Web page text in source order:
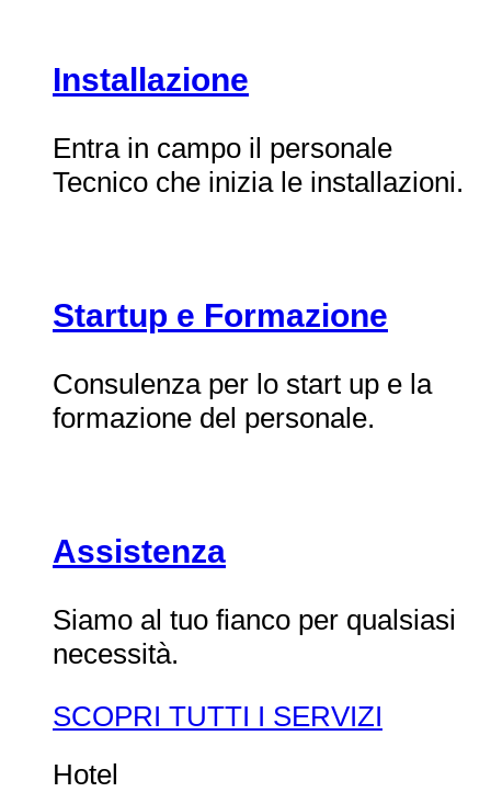
Installazione
Entra in campo il personale
Tecnico che inizia le installazioni.
Startup e Formazione
Consulenza per lo start up e la
formazione del personale.
Assistenza
Siamo al tuo fianco per qualsiasi
necessità.
SCOPRI TUTTI I SERVIZI
Hotel